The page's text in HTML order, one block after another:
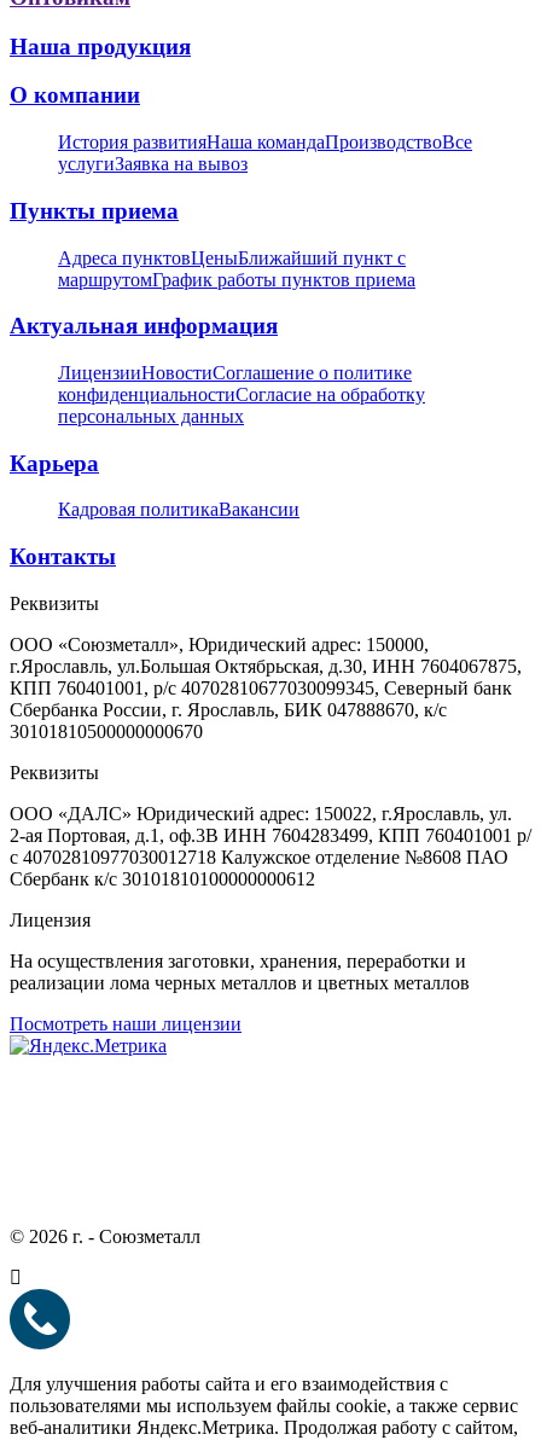
Наша продукция
О компании
История развитияНаша командаПроизводствоВсе
услугиЗаявка на вывоз
Пункты приема
Адреса пунктовЦеныБлижайший пункт с
маршрутомГрафик работы пунктов приема
Актуальная информация
ЛицензииНовостиСоглашение о политике
конфиденциальностиСогласие на обработку
персональных данных
Карьера
Кадровая политикаВакансии
Контакты
Реквизиты
ООО «Союзметалл», Юридический адрес: 150000,
г.Ярославль, ул.Большая Октябрьская, д.30, ИНН 7604067875,
КПП 760401001, р/с 40702810677030099345, Северный банк
Сбербанка России, г. Ярославль, БИК 047888670, к/с
30101810500000000670
Реквизиты
ООО «ДАЛС» Юридический адрес: 150022, г.Ярославль, ул.
2-ая Портовая, д.1, оф.3В ИНН 7604283499, КПП 760401001 р/
с 40702810977030012718 Калужское отделение №8608 ПАО
Сбербанк к/с 30101810100000000612
Лицензия
На осуществления заготовки, хранения, переработки и
реализации лома черных металлов и цветных металлов
Посмотреть наши лицензии
© 2026 г. - Союзметалл
Для улучшения работы сайта и его взаимодействия с
пользователями мы используем файлы cookie, а также сервис
веб-аналитики Яндекс.Метрика. Продолжая работу с сайтом,